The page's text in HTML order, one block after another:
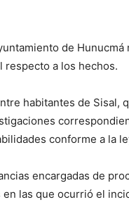
de
respecto a los hechos.
habitantes de Sisal,
conforme a la
encargadas de
las que ocurrió el